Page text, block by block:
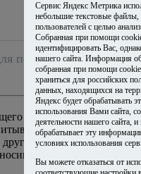
печатных красок и
в рецептурах водных
(гофрокартон,
и невпитывающим
методом глубокой
Сервис Яндекс Метрика
небольшие текстовые
пользователей с целью
Собранная при помощи
идентифицировать Вас,
нашего сайта. Информация
собранная при помощи
храниться для российских
данных, находящихся на
Яндекс будет обрабатывать
использования Вами сайта,
деятельности нашего сайта,
обрабатывает эту
условиях использования
Вы можете отказаться от